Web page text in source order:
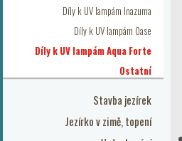
Díly k UV lampám Inazuma
Díly k UV lampám Oase
Díly k UV lampám Aqua Forte
Ostatní
Stavba jezírek
Jezírko v zimě, topení